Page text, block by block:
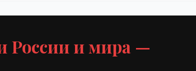
России и мира —